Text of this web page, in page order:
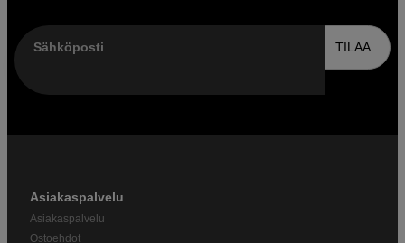
Sähköposti TILAA
Asiakaspalvelu
Asiakaspalvelu
Ostoehdot